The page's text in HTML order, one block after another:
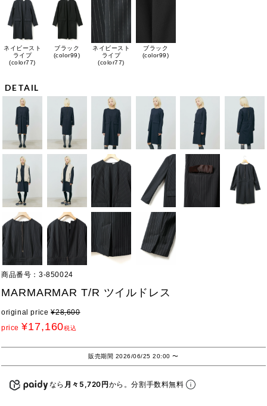
ネイビースト
ライプ
(color77)
ブラック
(color99)
ネイビースト
ライプ
(color77)
ブラック
(color99)
DETAIL
商品番号 3-850024
MARMARMAR T/R ツイルドレス
original price ¥28,600
price ¥17,160税込
販売期間 2026/06/25 20:00〜
なら 月々5,720円から。分割手数料無料